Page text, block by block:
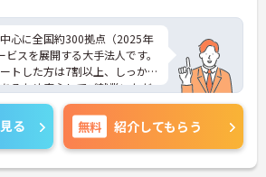
心に全国約300拠点（2025年
スを展開する大手法人です。
トした方は7割以上、しっか
るため安心してご就業いただ
なくて困っている方に、手を
とてもやりがいのあるお仕事
は、面接対策ポイントなど、
たしますのでお気軽にご相談
る 無料 紹介してもらう